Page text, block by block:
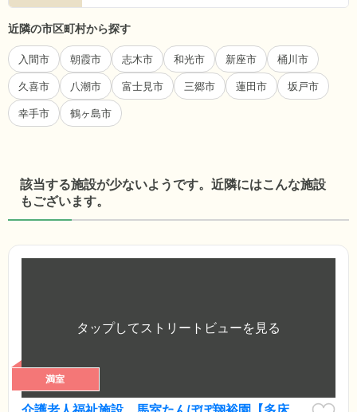
近隣の市区町村から探す
入間市 朝霞市 志木市 和光市 新座市 桶川市
久喜市 八潮市 富士見市 三郷市 蓮田市 坂戸市
幸手市 鶴ヶ島市
該当する施設が少ないようです。近隣にはこんな施設
もございます。
満室